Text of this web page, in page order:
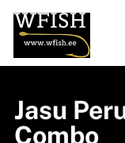
Jasu
Combo